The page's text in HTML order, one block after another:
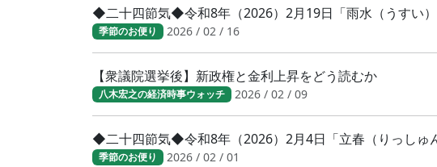
◆二十四節気◆令和8年（2026）2月19日「雨水（うすい
季節のお便り 2026 / 02 / 16
【衆議院選挙後】新政権と金利上昇をどう読むか
八木宏之の経済時事ウォッチ 2026 / 02 / 09
◆二十四節気◆令和8年（2026）2月4日「立春（りっしゅ
季節のお便り 2026 / 02 / 01